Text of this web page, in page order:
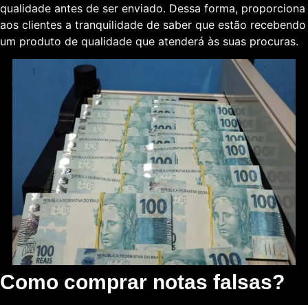
qualidade antes de ser enviado. Dessa forma, proporciona
aos clientes a tranquilidade de saber que estão recebendo
um produto de qualidade que atenderá às suas procuras.
Como comprar notas falsas?